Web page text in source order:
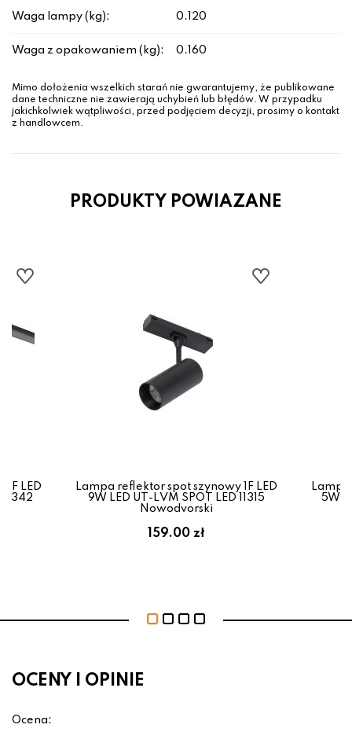
Waga lampy (kg): 0.120
Waga z opakowaniem (kg): 0.160
Mimo dołożenia wszelkich starań nie gwarantujemy, że publikowane
dane techniczne nie zawierają uchybień lub błędów. W przypadku
jakichkolwiek wątpliwości, przed podjęciem decyzji, prosimy o kontakt
z handlowcem.
PRODUKTY POWIAZANE
LED
Lampa reflektor spot szynowy 1F LED
9W LED UT-LVM SPOT LED 11315
Nowodvorski
159.00 zł
Lampa
5W
OCENY I OPINIE
Ocena: